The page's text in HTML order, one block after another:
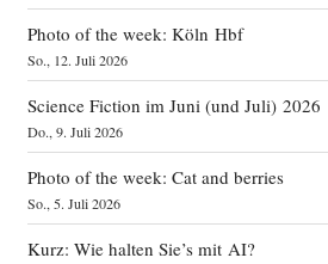
Photo of the week: Köln Hbf
So., 12. Juli 2026
Science Fiction im Juni (und Juli) 2026
Do., 9. Juli 2026
Photo of the week: Cat and berries
So., 5. Juli 2026
Kurz: Wie halten Sie’s mit AI?